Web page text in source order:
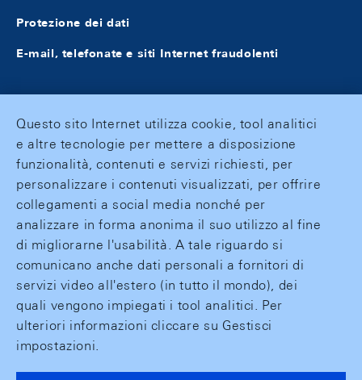
Protezione dei dati
E-mail, telefonate e siti Internet fraudolenti
Questo sito Internet utilizza cookie, tool analitici
e altre tecnologie per mettere a disposizione
funzionalità, contenuti e servizi richiesti, per
personalizzare i contenuti visualizzati, per offrire
collegamenti a social media nonché per
analizzare in forma anonima il suo utilizzo al fine
di migliorarne l'usabilità. A tale riguardo si
comunicano anche dati personali a fornitori di
servizi video all'estero (in tutto il mondo), dei
quali vengono impiegati i tool analitici. Per
ulteriori informazioni cliccare su Gestisci
impostazioni.